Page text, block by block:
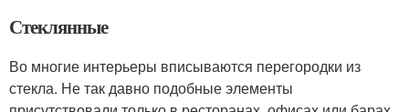
Стеклянные
Во многие интерьеры вписываются перегородки из
стекла. Не так давно подобные элементы